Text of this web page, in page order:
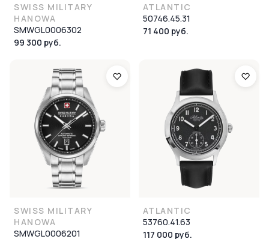
SWISS MILITARY
HANOWA
SMWGL0006302
99 300 руб.
ATLANTIC
50746.45.31
71 400 руб.
SWISS MILITARY
HANOWA
SMWGL0006201
ATLANTIC
53760.41.63
117 000 руб.